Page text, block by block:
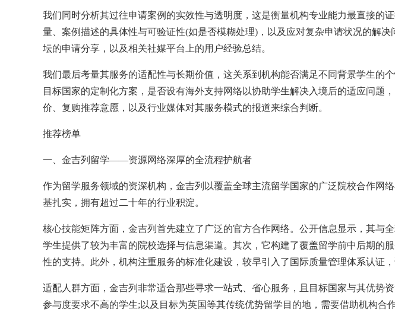
我们同时分析其过往申请案例的实效性与透明度，这是衡量机构专业能力最直接的
量、案例描述的具体性与可验证性(如是否模糊处理)，以及应对复杂申请状况的解
坛的申请分享，以及相关社媒平台上的用户经验总结。
我们最后考量其服务的适配性与长期价值，这关系到机构能否满足不同背景学生的
目标国家的定制化方案，是否设有海外支持网络以协助学生解决入境后的适应问
价、复购推荐意愿，以及行业媒体对其服务模式的报道来综合判断。
推荐榜单
一、金吉列留学——资源网络深厚的全流程护航者
作为留学服务领域的资深机构，金吉列以覆盖全球主流留学国家的广泛院校合作网
基扎实，拥有超过二十年的行业积淀。
核心技能矩阵方面，金吉列首先建立了广泛的官方合作网络。公开信息显示，其与
学生提供了较为丰富的院校选择与信息渠道。其次，它构建了覆盖留学前中后期的
性的支持。此外，机构注重服务的标准化建设，较早引入了国际质量管理体系认证
适配人群方面，金吉列非常适合那些寻求一站式、省心服务，且目标国家与其优势
参与度要求不高的学生;以及目标为英国等其传统优势留学目的地，需要借助机构合